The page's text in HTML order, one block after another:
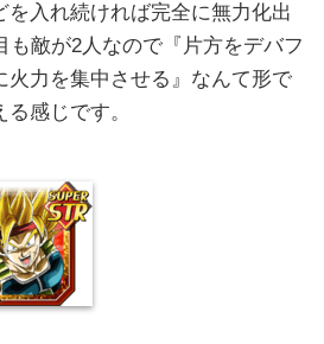
を入れ続ければ完全に無力化出
も敵が2人なので『片方をデバフ
火力を集中させる』なんて形で
感じです。